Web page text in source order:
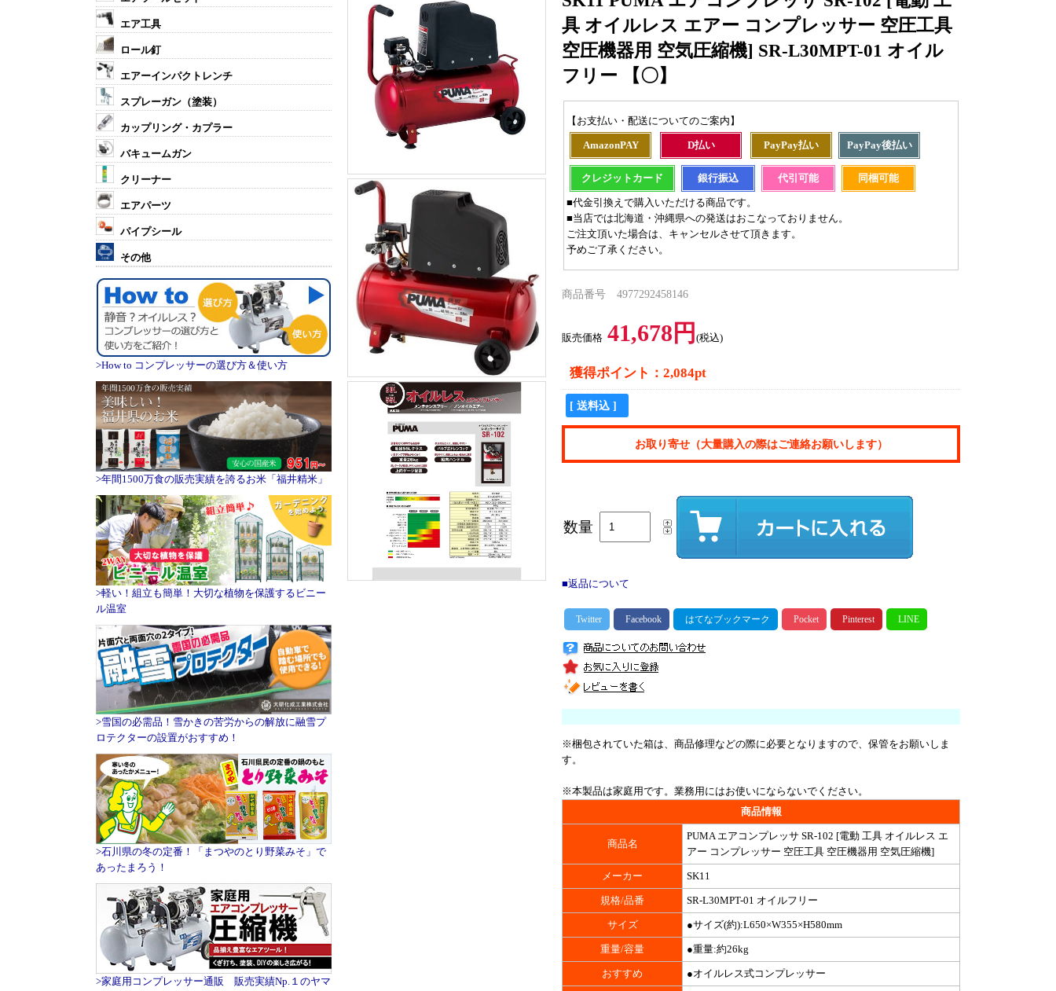
エア工具
ロール釘
エアーインパクトレンチ
スプレーガン（塗装）
カップリング・カプラー
バキュームガン
クリーナー
エアパーツ
パイプシール
その他
>How to コンプレッサーの選び方＆使い方
>年間1500万食の販売実績を誇るお米「福井精米」
>軽い！組立も簡単！大切な植物を保護するビニー
ル温室
>雪国の必需品！雪かきの苦労からの解放に融雪プ
ロテクターの設置がおすすめ！
>石川県の冬の定番！「まつやのとり野菜みそ」で
あったまろう！
>家庭用コンプレッサー通販 販売実績Np.１のヤマ
具 オイルレス エアー コンプレッサー 空圧工具
空圧機器用 空気圧縮機] SR-L30MPT-01 オイル
フリー 【〇】
【お支払い・配送についてのご案内】
AmazonPAY D払い PayPay払い PayPay後払い
クレジットカード 銀行振込 代引可能 同梱可能
■代金引換えで購入いただける商品です。
■当店では北海道・沖縄県への発送はおこなっておりません。
ご注文頂いた場合は、キャンセルさせて頂きます。
予めご了承ください。
商品番号 4977292458146
販売価格 41,678円(税込)
獲得ポイント：2,084pt
[ 送料込 ]
お取り寄せ（大量購入の際はご連絡お願いします）
数量
■返品について
※梱包されていた箱は、商品修理などの際に必要となりますので、保管をお願いしま
す。
※本製品は家庭用です。業務用にはお使いにならないでください。
商品情報
商品名
PUMA エアコンプレッサ SR-102 [電動 工具 オイルレス エ
アー コンプレッサー 空圧工具 空圧機器用 空気圧縮機]
メーカー SK11
規格/品番 SR-L30MPT-01 オイルフリー
サイズ ●サイズ(約):L650×W355×H580mm
重量/容量 ●重量:約26kg
おすすめ ●オイルレス式コンプレッサー